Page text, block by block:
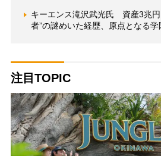
キーエンス滝沢武光氏 資産3兆円
者”の謎めいた経歴、原点となる
注目TOPIC